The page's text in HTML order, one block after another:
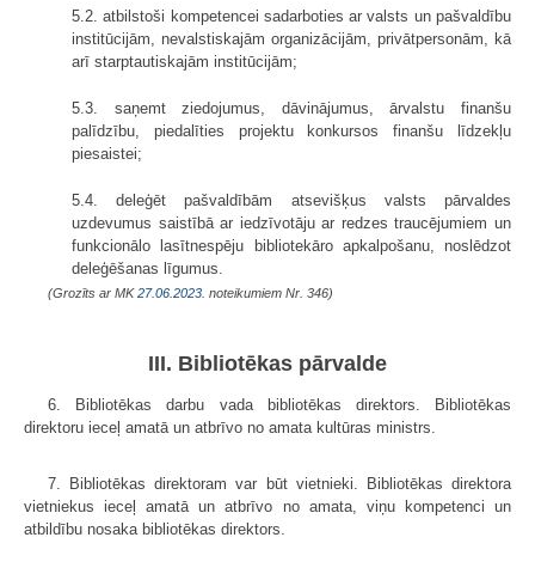
5.2. atbilstoši kompetencei sadarboties ar valsts un pašvaldību
institūcijām, nevalstiskajām organizācijām, privātpersonām, kā
arī starptautiskajām institūcijām;
5.3. saņemt ziedojumus, dāvinājumus, ārvalstu finanšu
palīdzību, piedalīties projektu konkursos finanšu līdzekļu
piesaistei;
5.4. deleģēt pašvaldībām atsevišķus valsts pārvaldes
uzdevumus saistībā ar iedzīvotāju ar redzes traucējumiem un
funkcionālo lasītnespēju bibliotekāro apkalpošanu, noslēdzot
deleģēšanas līgumus.
(Grozīts ar MK27.06.2023. noteikumiem Nr. 346)
III. Bibliotēkas pārvalde
6. Bibliotēkas darbu vada bibliotēkas direktors. Bibliotēkas
direktoru ieceļ amatā un atbrīvo no amata kultūras ministrs.
7. Bibliotēkas direktoram var būt vietnieki. Bibliotēkas direktora
vietniekus ieceļ amatā un atbrīvo no amata, viņu kompetenci un
atbildību nosaka bibliotēkas direktors.